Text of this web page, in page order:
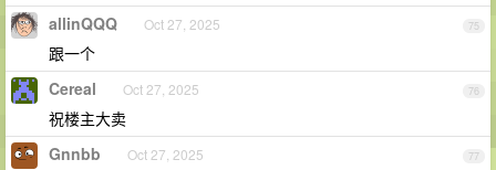
75
allinQQQ Oct 27, 2025
跟一个
76
Cereal Oct 27, 2025
祝楼主大卖
77
Gnnbb Oct 27, 2025